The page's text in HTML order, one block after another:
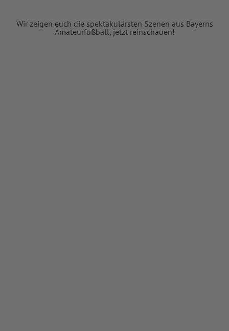
Wir zeigen euch die spektakulärsten Szenen aus Bayerns
Amateurfußball, jetzt reinschauen!